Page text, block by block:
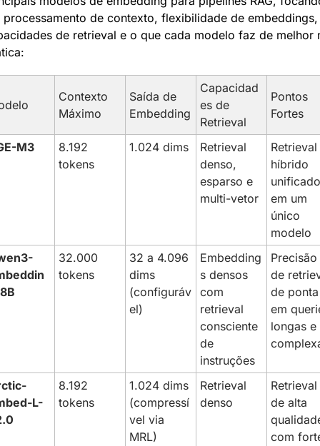
processamento de contexto, flexibilidade de embeddings,
de retrieval e o que cada modelo faz de melhor
Contexto
Máximo
Saída de
Embedding
Capacidad
es de
Retrieval
Pontos
Fortes
M3
8.192
tokens
1.024 dims
Retrieval
denso,
esparso e
multi-vetor
Retrieval
híbrido
unificado
em um
único
modelo
32.000
tokens
32 a 4.096
dims
(configuráv
el)
Embedding
s densos
com
retrieval
consciente
de
instruções
Precisão
de
de ponta
em
longas e
L-
8.192
tokens
1.024 dims
(compressí
vel via
MRL)
Retrieval
denso
Retrieval
de alta
com